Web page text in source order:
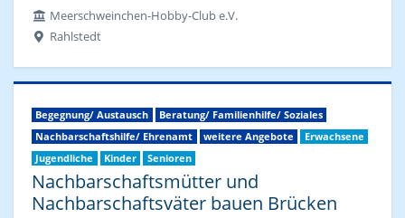
Meerschweinchen-Hobby-Club e.V.
Rahlstedt
Begegnung/ Austausch
Beratung/ Familienhilfe/ Soziales
Nachbarschaftshilfe/ Ehrenamt
weitere Angebote
Erwachsene
Jugendliche
Kinder Senioren
Nachbarschaftsmütter und
Nachbarschaftsväter bauen Brücken